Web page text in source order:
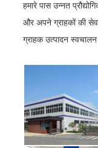
हमारे पास उन्नत
और अपने ग्राहकों की
ग्राहक उत्पादन